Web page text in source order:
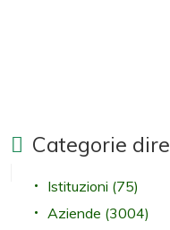
Categorie
Istituzioni (75)
Aziende (3004)